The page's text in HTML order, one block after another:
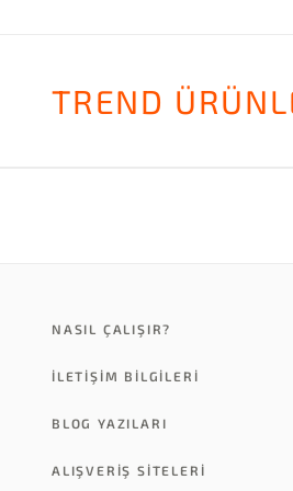
TREND
NASIL ÇALIŞIR?
İLETİŞİM BİLGİLERİ
BLOG YAZILARI
ALIŞVERİŞ SİTELERİ